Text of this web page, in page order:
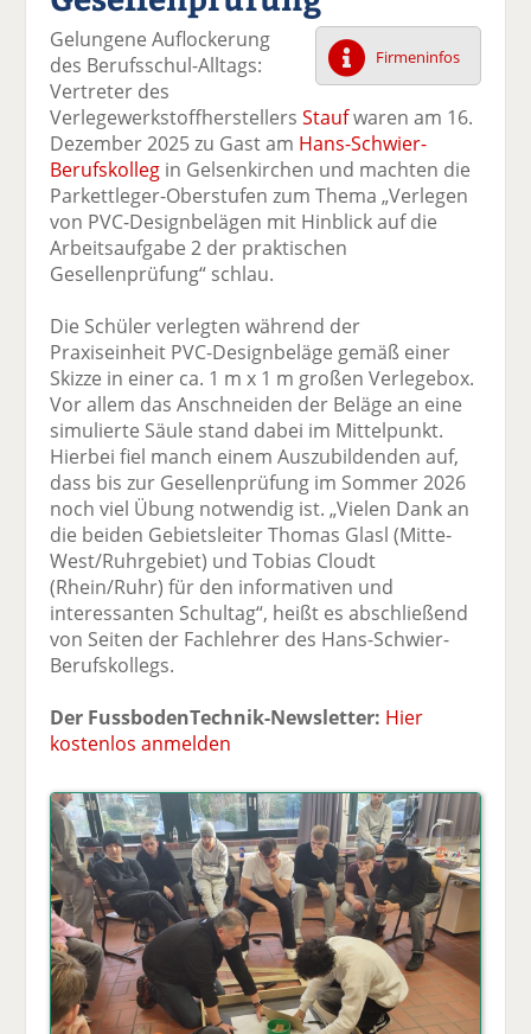
F
ac
e
b
o
o
k
te
tt
er
n
Li
n
k
e
di
n
te
il
E
m
ai
l
er
se
n
ck
e
n
Firmeninfos
Gelungene Auflockerung
des Berufsschul-Alltags:
Vertreter des
VerlegewerkstoffherstellersStaufwaren am 16.
Dezember 2025 zu Gast am Hans-Schwier-
Berufskolleg in Gelsenkirchen und machten die
Parkettleger-Oberstufen zum Thema „Verlegen
von PVC-Designbelägen mit Hinblick auf die
Arbeitsaufgabe 2 der praktischen
Gesellenprüfung“ schlau.
Die Schüler verlegten während der
Praxiseinheit PVC-Designbeläge gemäß einer
Skizze in einer ca. 1 m x 1 m großen Verlegebox.
Vor allem das Anschneiden der Beläge an eine
simulierte Säule stand dabei im Mittelpunkt.
Hierbei fiel manch einem Auszubildenden auf,
dass bis zur Gesellenprüfung im Sommer 2026
noch viel Übung notwendig ist. „Vielen Dank an
die beiden Gebietsleiter Thomas Glasl (Mitte-
West/Ruhrgebiet) und Tobias Cloudt
(Rhein/Ruhr) für den informativen und
interessanten Schultag“, heißt es abschließend
von Seiten der Fachlehrer des Hans-Schwier-
Berufskollegs.
Der FussbodenTechnik-Newsletter: Hier
kostenlos anmelden